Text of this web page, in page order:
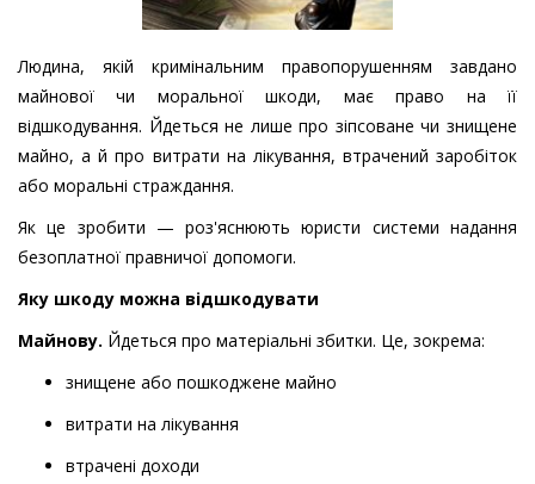
Людина, якій кримінальним правопорушенням завдано
майнової чи моральної шкоди, має право на її
відшкодування. Йдеться не лише про зіпсоване чи знищене
майно, а й про витрати на лікування, втрачений заробіток
або моральні страждання.
Як це зробити — роз'яснюють юристи системи надання
безоплатної правничої допомоги.
Яку шкоду можна відшкодувати
Майнову. Йдеться про матеріальні збитки. Це, зокрема:
знищене або пошкоджене майно
витрати на лікування
втрачені доходи